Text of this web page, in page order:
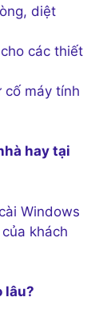
diệt
các thiết
cố máy tính
hay tại
Windows
khách
lâu?